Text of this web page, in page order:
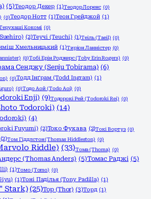
(5)Теодор Декер (1)Теодор Лоренс (0)
(0)Теодор Нотт (1)Теон Грейджой (1)
Кокомі (0)
(2)Теучі (Teuchi) (1)Теіль (Taeil) (0)
Хмельницький (1)Тиріон Ланністер (0)
(0)Тобі Ерін Роджерс (Toby Erin Rogers) (0)
Сенджу (Senju Tobirama) (6)
(0)Тодд Інґрам (Todd Ingram) (1)
(0)Тодо Аой (Todo Aoi) (0)
Enji) (9)Тодорокі Рей (Todoroki Rei) (0)
Todoroki) (14)
(4)
Fuyumi) (2)Токо Фукава (2)Токі Вортуз (0)
(2)Том Гіддлстон (Thomas Hiddleston) (0)
Riddle) (33)Тома (Thoma) (0)
(Thomas Anders) (5)Томас Раджі (5)
(1)Томо (Tomo) (0)
(1)Тоні Паділья (Tony Padilla) (1)
Stark) (25)Тор (Thor) (3)Торд (1)